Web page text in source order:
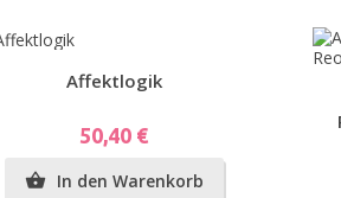
Vorschau
Affektlogik
Preis
50,40 €
 In den Warenkorb